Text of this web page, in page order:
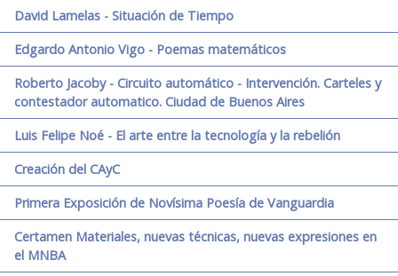
David Lamelas - Situación de Tiempo
Edgardo Antonio Vigo - Poemas matemáticos
Roberto Jacoby - Circuito automático - Intervención. Carteles y
contestador automatico. Ciudad de Buenos Aires
Luis Felipe Noé - El arte entre la tecnología y la rebelión
Creación del CAyC
Primera Exposición de Novísima Poesía de Vanguardia
Certamen Materiales, nuevas técnicas, nuevas expresiones en
el MNBA